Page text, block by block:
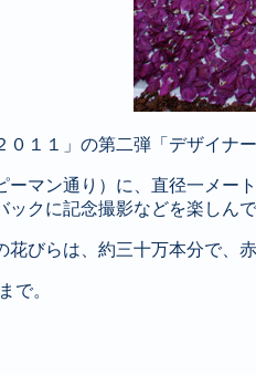
１１」の第二弾「デザイナ
マン通り）に、直径一メ
クに記念撮影などを楽しんで
びらは、約三十万本分で、
で。